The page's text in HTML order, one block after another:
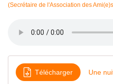
(Secrétaire de l'Association des
Télécharger Une